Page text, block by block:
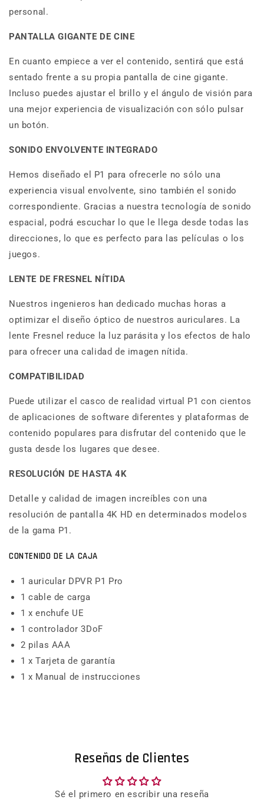
personal.
PANTALLA GIGANTE DE CINE
En cuanto empiece a ver el contenido, sentirá que está
sentado frente a su propia pantalla de cine gigante.
Incluso puedes ajustar el brillo y el ángulo de visión para
una mejor experiencia de visualización con sólo pulsar
un botón.
SONIDO ENVOLVENTE INTEGRADO
Hemos diseñado el P1 para ofrecerle no sólo una
experiencia visual envolvente, sino también el sonido
correspondiente. Gracias a nuestra tecnología de sonido
espacial, podrá escuchar lo que le llega desde todas las
direcciones, lo que es perfecto para las películas o los
juegos.
LENTE DE FRESNEL NÍTIDA
Nuestros ingenieros han dedicado muchas horas a
optimizar el diseño óptico de nuestros auriculares. La
lente Fresnel reduce la luz parásita y los efectos de halo
para ofrecer una calidad de imagen nítida.
COMPATIBILIDAD
Puede utilizar el casco de realidad virtual P1 con cientos
de aplicaciones de software diferentes y plataformas de
contenido populares para disfrutar del contenido que le
gusta desde los lugares que desee.
RESOLUCIÓN DE HASTA 4K
Detalle y calidad de imagen increíbles con una
resolución de pantalla 4K HD en determinados modelos
de la gama P1.
CONTENIDO DE LA CAJA
1 auricular DPVR P1 Pro
1 cable de carga
1 x enchufe UE
1 controlador 3DoF
2 pilas AAA
1 x Tarjeta de garantía
1 x Manual de instrucciones
Reseñas de Clientes
Sé el primero en escribir una reseña